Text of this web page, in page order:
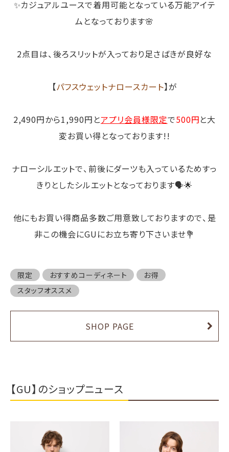
✨カジュアルユースで着用可能となっている万能アイテ
ムとなっております🌸
2点目は、後ろスリットが入っており足さばきが良好な
【パフスウェットナロースカート】が
2,490円から1,990円とアプリ会員様限定で500円と大
変お買い得となっております!!
ナローシルエットで、前後にダーツも入っているためすっ
きりとしたシルエットとなっております🗣️🌟
他にもお買い得商品多数ご用意致しておりますので、是
非この機会にGUにお立ち寄り下さいませ💐
限定 おすすめコーディネート
お得
スタッフオススメ
SHOP PAGE
【GU】のショップニュース